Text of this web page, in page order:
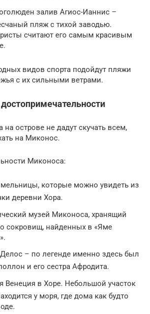
залив Агиос-Ианнис –
пляж с тихой заводью.
считают его самым красивым
видов спорта подойдут пляжи
с их сильными ветрами.
на острове не дадут скучать всем,
на Миконос.
Миконоса:
которые можно увидеть из
деревни Хора.
музей Миконоса, хранящий
сокровищ, найденных в «Яме
– по легенде именно здесь был
и его сестра Афродита.
Венеция в Хоре. Небольшой участок
у моря, где дома как будто